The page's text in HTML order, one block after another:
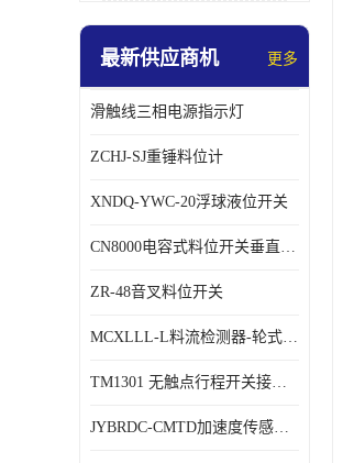
最新供应商机 更多
滑触线三相电源指示灯
ZCHJ-SJ重锤料位计
XNDQ-YWC-20浮球液位开关
CN8000电容式料位开关垂直安装时
ZR-48音叉料位开关
MCXLLL-L料流检测器-轮式煤流信号控制器
TM1301 无触点行程开关接线在交通设备中的稳定性
JYBRDC-CMTD加速度传感器距离远